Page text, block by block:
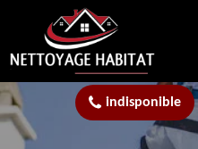
indisponible